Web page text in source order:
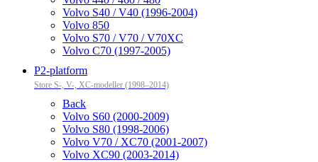
Volvo S40 / V40 (1996-2004)
Volvo 850
Volvo S70 / V70 / V70XC
Volvo C70 (1997-2005)
P2-platform
Store S-, V-, XC-modeller (1998–2014)
Back
Volvo S60 (2000-2009)
Volvo S80 (1998-2006)
Volvo V70 / XC70 (2001-2007)
Volvo XC90 (2003-2014)